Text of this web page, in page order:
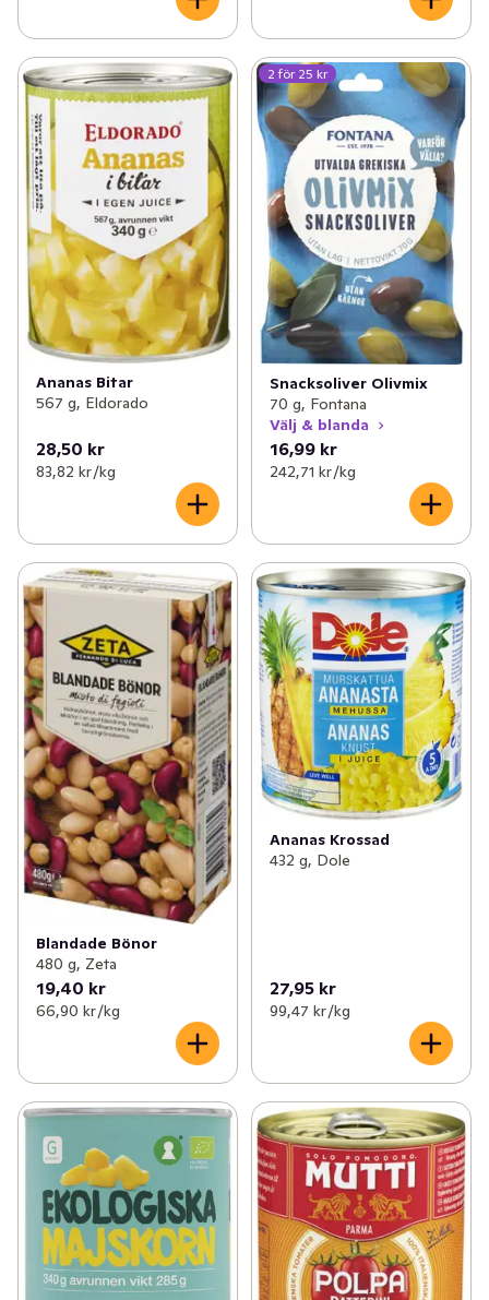
Ananas Bitar
567 g, Eldorado
28,50 kr
83,82 kr /kg
2 för 25 kr
Snacksoliver Olivmix
70 g, Fontana
Välj & blanda
16,99 kr
242,71 kr /kg
Blandade Bönor
480 g, Zeta
19,40 kr
66,90 kr /kg
Ananas Krossad
432 g, Dole
27,95 kr
99,47 kr /kg